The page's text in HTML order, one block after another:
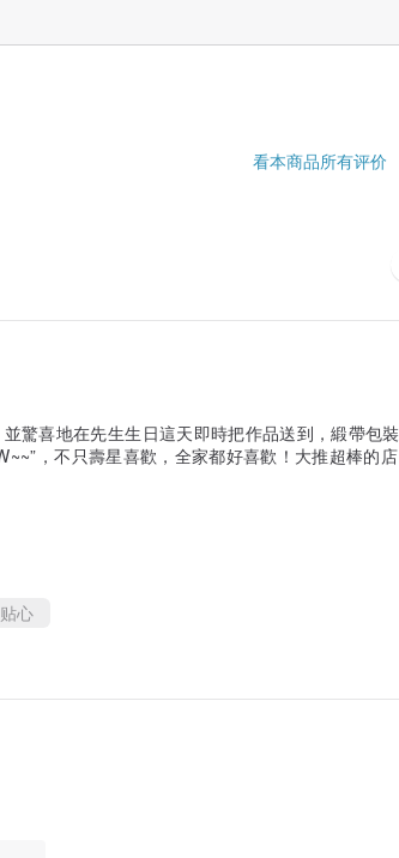
看本商品所有评价
驚喜地在先生生日這天即時把作品送到，緞帶包裝
，不只壽星喜歡，全家都好喜歡！大推超棒的店
心